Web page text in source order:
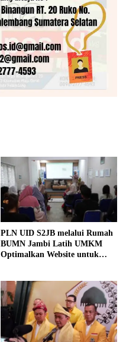
PLN UID S2JB melalui Rumah
BUMN Jambi Latih UMKM
Optimalkan Website untuk